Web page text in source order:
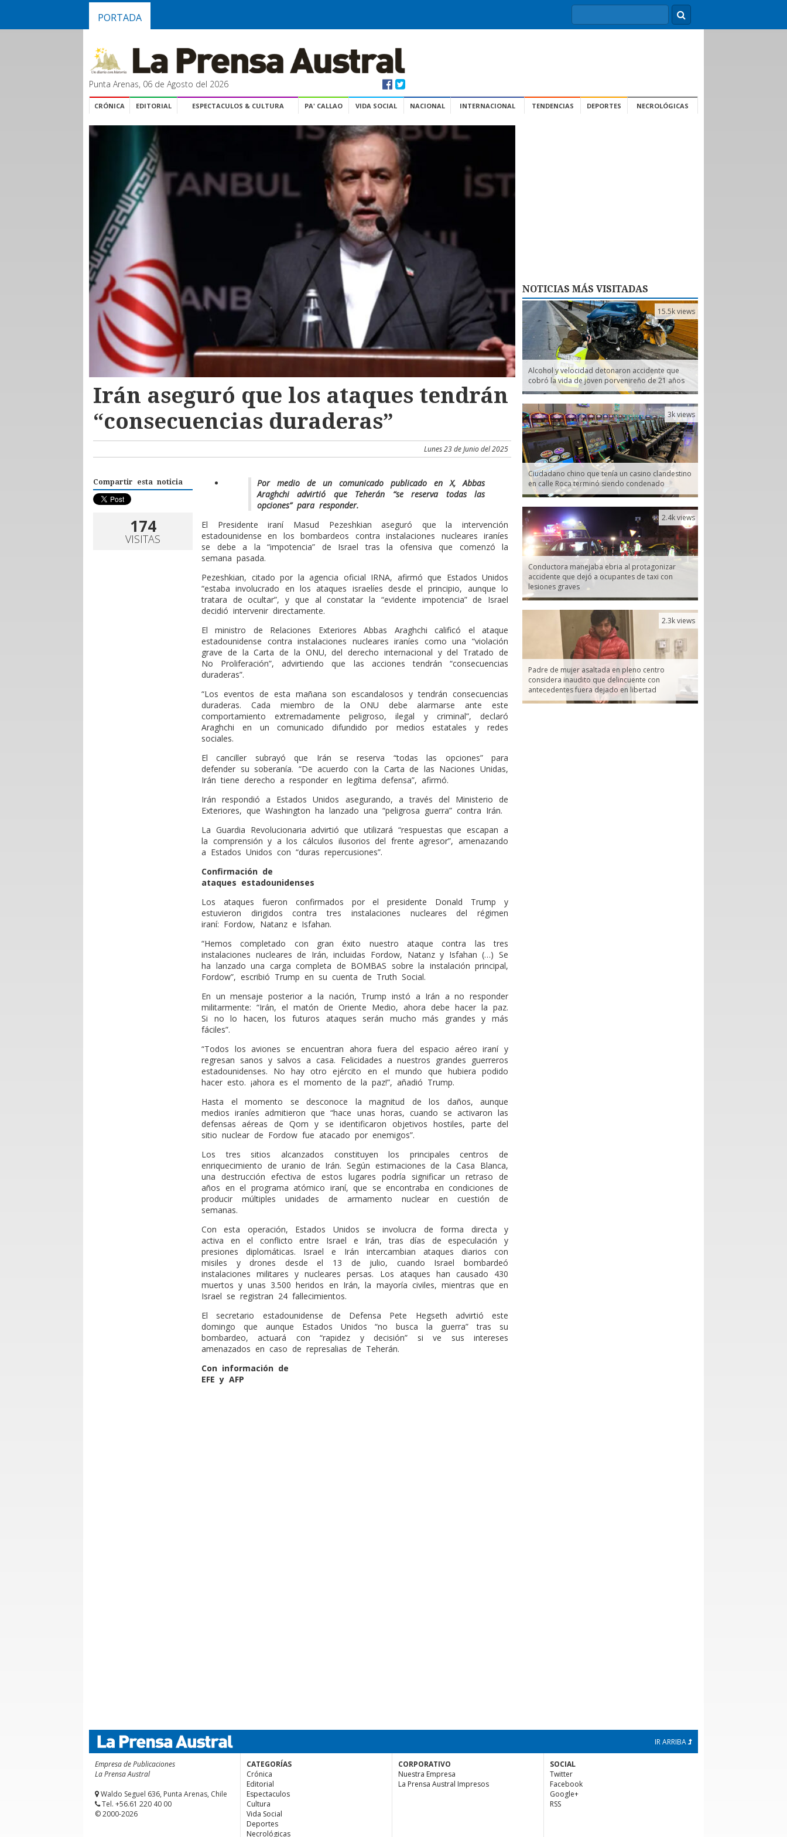
PORTADA
Punta Arenas, 06 de Agosto del 2026
CRÓNICA EDITORIAL ESPECTACULOS & CULTURA PA' CALLAO VIDA SOCIAL NACIONAL INTERNACIONAL TENDENCIAS DEPORTES NECROLÓGICAS
Irán aseguró que los ataques tendrán
“consecuencias duraderas”
Lunes 23 de Junio del 2025
Compartir esta noticia
174
VISITAS
Por medio de un comunicado publicado en X, Abbas
Araghchi advirtió que Teherán “se reserva todas las
opciones” para responder.
El Presidente iraní Masud Pezeshkian aseguró que la intervención
estadounidense en los bombardeos contra instalaciones nucleares iraníes
se debe a la “impotencia” de Israel tras la ofensiva que comenzó la
semana pasada.
Pezeshkian, citado por la agencia oficial IRNA, afirmó que Estados Unidos
“estaba involucrado en los ataques israelíes desde el principio, aunque lo
tratara de ocultar”, y que al constatar la “evidente impotencia” de Israel
decidió intervenir directamente.
El ministro de Relaciones Exteriores Abbas Araghchi calificó el ataque
estadounidense contra instalaciones nucleares iraníes como una “violación
grave de la Carta de la ONU, del derecho internacional y del Tratado de
No Proliferación”, advirtiendo que las acciones tendrán “consecuencias
duraderas”.
“Los eventos de esta mañana son escandalosos y tendrán consecuencias
duraderas. Cada miembro de la ONU debe alarmarse ante este
comportamiento extremadamente peligroso, ilegal y criminal”, declaró
Araghchi en un comunicado difundido por medios estatales y redes
sociales.
El canciller subrayó que Irán se reserva “todas las opciones” para
defender su soberanía. “De acuerdo con la Carta de las Naciones Unidas,
Irán tiene derecho a responder en legítima defensa”, afirmó.
Irán respondió a Estados Unidos asegurando, a través del Ministerio de
Exteriores, que Washington ha lanzado una “peligrosa guerra” contra Irán.
La Guardia Revolucionaria advirtió que utilizará “respuestas que escapan a
la comprensión y a los cálculos ilusorios del frente agresor”, amenazando
a Estados Unidos con “duras repercusiones”.
Confirmación de
ataques estadounidenses
Los ataques fueron confirmados por el presidente Donald Trump y
estuvieron dirigidos contra tres instalaciones nucleares del régimen
iraní: Fordow, Natanz e Isfahan.
“Hemos completado con gran éxito nuestro ataque contra las tres
instalaciones nucleares de Irán, incluidas Fordow, Natanz y Isfahan (…) Se
ha lanzado una carga completa de BOMBAS sobre la instalación principal,
Fordow”, escribió Trump en su cuenta de Truth Social.
En un mensaje posterior a la nación, Trump instó a Irán a no responder
militarmente: “Irán, el matón de Oriente Medio, ahora debe hacer la paz.
Si no lo hacen, los futuros ataques serán mucho más grandes y más
fáciles”.
“Todos los aviones se encuentran ahora fuera del espacio aéreo iraní y
regresan sanos y salvos a casa. Felicidades a nuestros grandes guerreros
estadounidenses. No hay otro ejército en el mundo que hubiera podido
hacer esto. ¡ahora es el momento de la paz!”, añadió Trump.
Hasta el momento se desconoce la magnitud de los daños, aunque
medios iraníes admitieron que “hace unas horas, cuando se activaron las
defensas aéreas de Qom y se identificaron objetivos hostiles, parte del
sitio nuclear de Fordow fue atacado por enemigos”.
Los tres sitios alcanzados constituyen los principales centros de
enriquecimiento de uranio de Irán. Según estimaciones de la Casa Blanca,
una destrucción efectiva de estos lugares podría significar un retraso de
años en el programa atómico iraní, que se encontraba en condiciones de
producir múltiples unidades de armamento nuclear en cuestión de
semanas.
Con esta operación, Estados Unidos se involucra de forma directa y
activa en el conflicto entre Israel e Irán, tras días de especulación y
presiones diplomáticas. Israel e Irán intercambian ataques diarios con
misiles y drones desde el 13 de julio, cuando Israel bombardeó
instalaciones militares y nucleares persas. Los ataques han causado 430
muertos y unas 3.500 heridos en Irán, la mayoría civiles, mientras que en
Israel se registran 24 fallecimientos.
El secretario estadounidense de Defensa Pete Hegseth advirtió este
domingo que aunque Estados Unidos “no busca la guerra” tras su
bombardeo, actuará con “rapidez y decisión” si ve sus intereses
amenazados en caso de represalias de Teherán.
Con información de
EFE y AFP
NOTICIAS MÁS VISITADAS
Alcohol y velocidad detonaron accidente que
cobró la vida de joven porvenireño de 21 años
15.5k views
Ciudadano chino que tenía un casino clandestino
en calle Roca terminó siendo condenado
3k views
Conductora manejaba ebria al protagonizar
accidente que dejó a ocupantes de taxi con
lesiones graves
2.4k views
Padre de mujer asaltada en pleno centro
considera inaudito que delincuente con
antecedentes fuera dejado en libertad
2.3k views
IR ARRIBA
Empresa de Publicaciones
La Prensa Austral
Waldo Seguel 636, Punta Arenas, Chile
Tel. +56.61 220 40 00
© 2000-2026
CATEGORÍAS
Crónica
Editorial
Espectaculos
Cultura
Vida Social
Deportes
Necrológicas
CORPORATIVO
Nuestra Empresa
La Prensa Austral Impresos
SOCIAL
Twitter
Facebook
Google+
RSS